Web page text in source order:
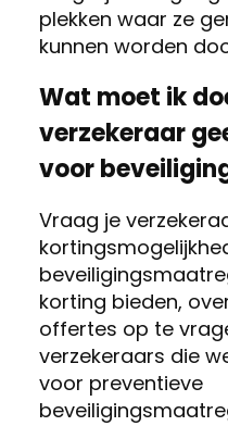
plekken waar ze
kunnen worden
Wat moet ik
verzekeraar
voor
Vraag je
korting bieden,
offertes op te
verzekeraars die
voor preventieve